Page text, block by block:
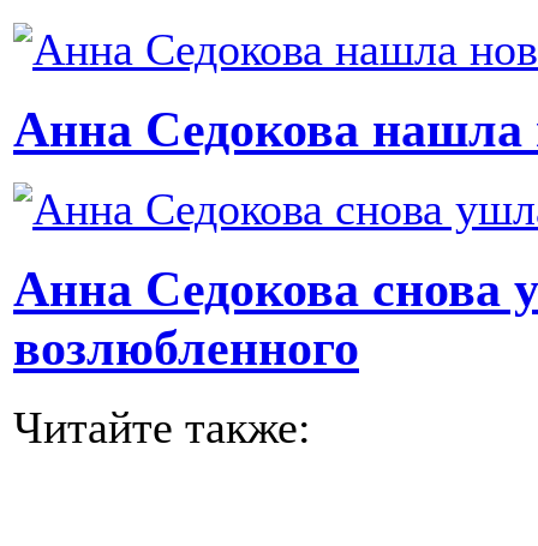
Анна Седокова нашла
Анна Седокова снова
возлюбленного
Читайте также: